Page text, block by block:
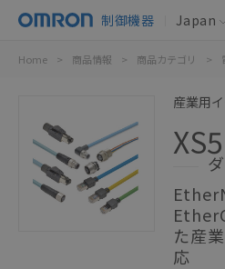
制御機器 Japan
Home > 商品情報 > 商品カテゴリ >
産業用
た産
応